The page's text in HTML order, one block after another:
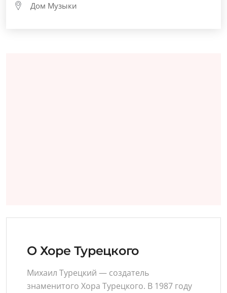
Дом Музыки
О Хоре Турецкого
Михаил Турецкий — создатель
знаменитого Хора Турецкого. В 1987 году